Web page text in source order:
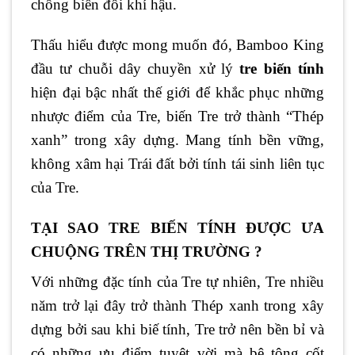
chống biến đổi khí hậu.
Thấu hiểu được mong muốn đó, Bamboo King
đầu tư chuỗi dây chuyền xử lýtre biến tính
hiện đại bậc nhất thế giới để khắc phục những
nhược điểm của Tre, biến Tre trở thành “Thép
xanh” trong xây dựng. Mang tính bền vững,
không xâm hại Trái đất bởi tính tái sinh liên tục
của Tre.
TẠI SAO TRE BIẾN TÍNH ĐƯỢC ƯA
CHUỘNG TRÊN THỊ TRƯỜNG ?
Với những đặc tính của Tre tự nhiên, Tre nhiều
năm trở lại đây trở thành Thép xanh trong xây
dựng bởi sau khi biế tính, Tre trở nên bền bỉ và